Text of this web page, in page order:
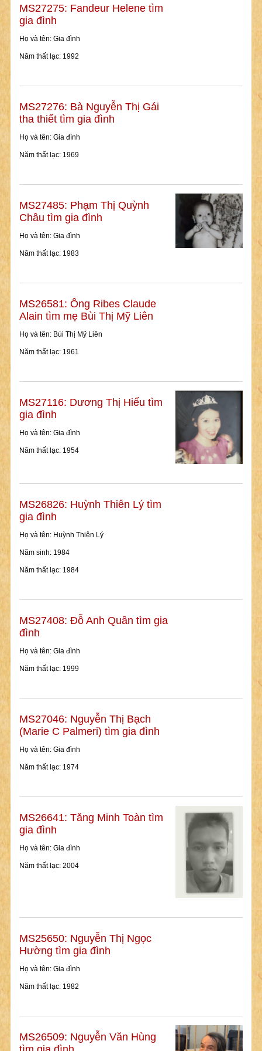
MS27275: Fandeur Helene tìm
gia đình
Họ và tên: Gia đình
Năm thất lạc: 1992
MS27276: Bà Nguyễn Thị Gái
tha thiết tìm gia đình
Họ và tên: Gia đình
Năm thất lạc: 1969
MS27485: Phạm Thị Quỳnh
Châu tìm gia đình
Họ và tên: Gia đình
Năm thất lạc: 1983
MS26581: Ông Ribes Claude
Alain tìm mẹ Bùi Thị Mỹ Liên
Họ và tên: Bùi Thị Mỹ Liên
Năm thất lạc: 1961
MS27116: Dương Thị Hiếu tìm
gia đình
Họ và tên: Gia đình
Năm thất lạc: 1954
MS26826: Huỳnh Thiên Lý tìm
gia đình
Họ và tên: Huỳnh Thiên Lý
Năm sinh: 1984
Năm thất lạc: 1984
MS27408: Đỗ Anh Quân tìm gia
đình
Họ và tên: Gia đình
Năm thất lạc: 1999
MS27046: Nguyễn Thị Bạch
(Marie C Palmeri) tìm gia đình
Họ và tên: Gia đình
Năm thất lạc: 1974
MS26641: Tăng Minh Toàn tìm
gia đình
Họ và tên: Gia đình
Năm thất lạc: 2004
MS25650: Nguyễn Thị Ngọc
Hường tìm gia đình
Họ và tên: Gia đình
Năm thất lạc: 1982
MS26509: Nguyễn Văn Hùng